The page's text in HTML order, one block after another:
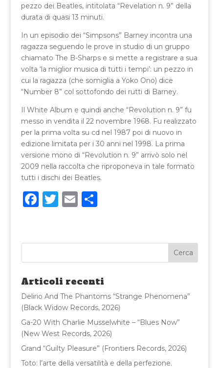
pezzo dei Beatles, intitolata “Revelation n. 9” della
durata di quasi 13 minuti.
In un episodio dei “Simpsons” Barney incontra una
ragazza seguendo le prove in studio di un gruppo
chiamato The B-Sharps e si mette a registrare a sua
volta ‘la miglior musica di tutti i tempi’: un pezzo in
cui la ragazza (che somiglia a Yoko Ono) dice
“Number 8” col sottofondo dei rutti di Barney.
Il White Album e quindi anche “Revolution n. 9” fu
messo in vendita il 22 novembre 1968. Fu realizzato
per la prima volta su cd nel 1987 poi di nuovo in
edizione limitata per i 30 anni nel 1998. La prima
versione mono di “Revolution n. 9” arrivò solo nel
2009 nella raccolta che riproponeva in tale formato
tutti i dischi dei Beatles.
F
e
b
o
o
k
T
te
r
E
l
C
di
vi
di
Articoli recenti
Delirio And The Phantoms “Strange Phenomena”
(Black Widow Records, 2026)
Ga-20 With Charlie Musselwhite – “Blues Now”
(New West Records, 2026)
Grand “Guilty Pleasure” (Frontiers Records, 2026)
Toto: l’arte della versatilità e della perfezione.